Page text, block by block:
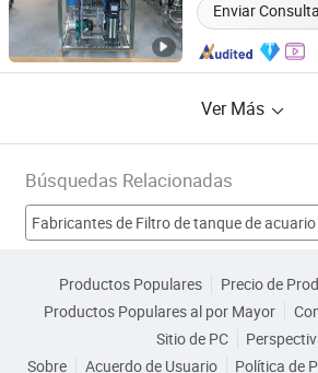
Enviar Consulta
Ver Más
Búsquedas Relacionadas
Fabricantes de Filtro de tanque de acuario
Productos Populares
Precio de
Productos Populares al por Mayor
Sitio de PC
Sobre
Acuerdo de Usuario Política de